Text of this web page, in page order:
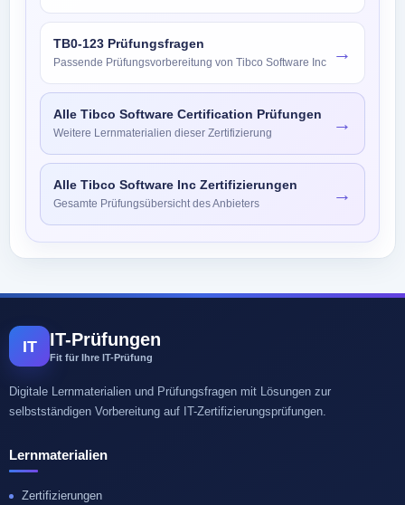
TB0-123 Prüfungsfragen
Passende Prüfungsvorbereitung von Tibco Software Inc →
Alle Tibco Software Certification Prüfungen
Weitere Lernmaterialien dieser Zertifizierung →
Alle Tibco Software Inc Zertifizierungen
Gesamte Prüfungsübersicht des Anbieters →
IT IT-Prüfungen
Fit für Ihre IT-Prüfung
Digitale Lernmaterialien und Prüfungsfragen mit Lösungen zur
selbstständigen Vorbereitung auf IT-Zertifizierungsprüfungen.
Lernmaterialien
Zertifizierungen